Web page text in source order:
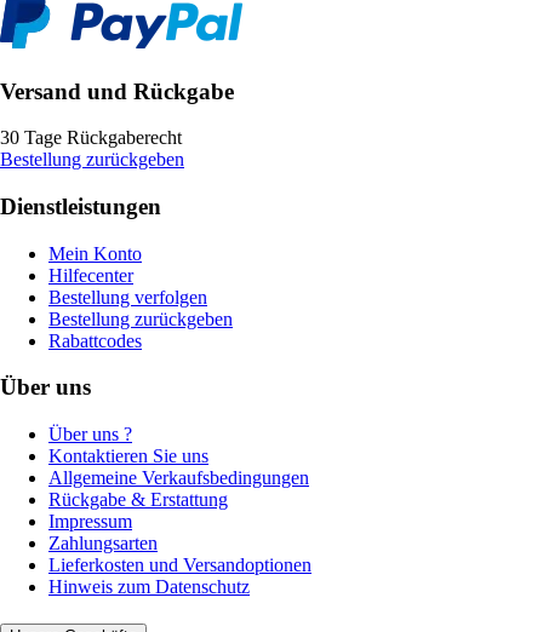
Versand und Rückgabe
30 Tage Rückgaberecht
Bestellung zurückgeben
Dienstleistungen
Mein Konto
Hilfecenter
Bestellung verfolgen
Bestellung zurückgeben
Rabattcodes
Über uns
Über uns ?
Kontaktieren Sie uns
Allgemeine Verkaufsbedingungen
Rückgabe & Erstattung
Impressum
Zahlungsarten
Lieferkosten und Versandoptionen
Hinweis zum Datenschutz